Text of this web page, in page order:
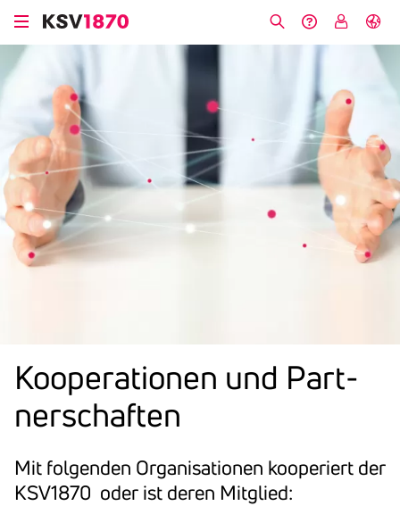
Direkt
zum
Inhalt
Koope­ra­tionen und Part­
ner­schaften
Mit folgenden Orga­ni­sa­tionen koope­riert der
KSV1870 oder ist deren Mitglied: